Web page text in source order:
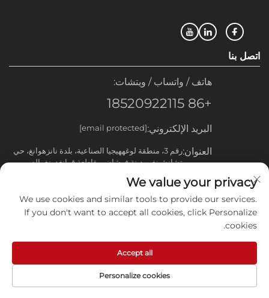
اتصل بنا
هاتف / واتساب / ويتشات:
+86 18520922115
البريد الإلكتروني:[email protected]
العنوان:
رقم 3، منطقة لوغههيجيا الصناعية، بلدة نانزهوانغ، حي
تشانشينغ، مدينة فوشان، مقاطعة قوانغدونغ، الصين
روابط سريعة
منتجات
جميع الحقوق محفوظة © 2025 لشركة فوشان ياويانغ فلاق المحدودة
-سياسة الخصوصية
We value your privacy
We use cookies and similar tools to provide our services.
If you don't want to accept all cookies, click Personalize
cookies.
Personalize cookies
Accept all